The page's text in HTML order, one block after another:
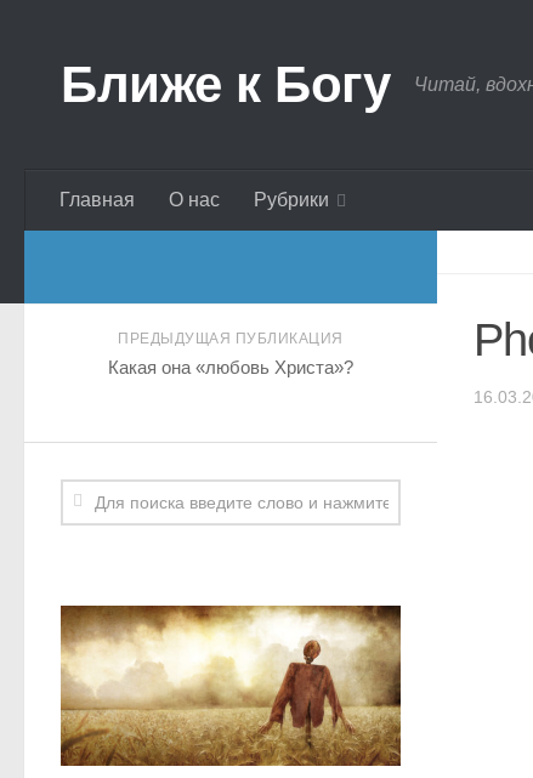
Ближе к Богу Читай,
Главная О нас Рубрики
ПРЕДЫДУЩАЯ ПУБЛИКАЦИЯ
Какая она «любовь Христа»?